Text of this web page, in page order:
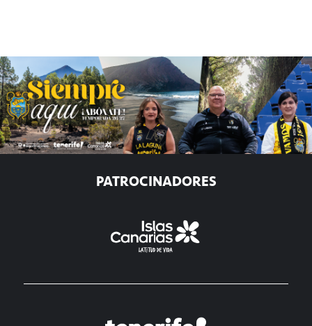
PATROCINADORES